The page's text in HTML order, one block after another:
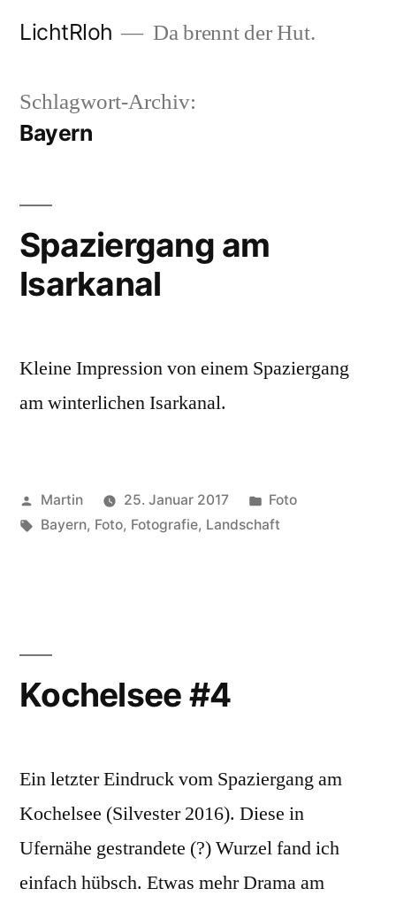
LichtRloh Da brennt der Hut.
Schlagwort-Archiv:
Bayern
Spaziergang am
Isarkanal
Kleine Impression von einem Spaziergang
am winterlichen Isarkanal.
Veröffentlicht
von
Martin 25. Januar 2017
Veröffentlicht
unter
Foto
Schlagwörter:
Bayern, Foto, Fotografie, Landschaft
Kochelsee #4
Ein letzter Eindruck vom Spaziergang am
Kochelsee (Silvester 2016). Diese in
Ufernähe gestrandete (?) Wurzel fand ich
einfach hübsch. Etwas mehr Drama am